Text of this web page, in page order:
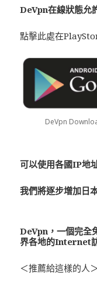
DeVpn在線狀態允
點擊此處在
DeVpn
可以使用各國IP地
我們將逐步增加日
DeVpn ，一個完
界各地的Internet
＜推薦給這樣的人